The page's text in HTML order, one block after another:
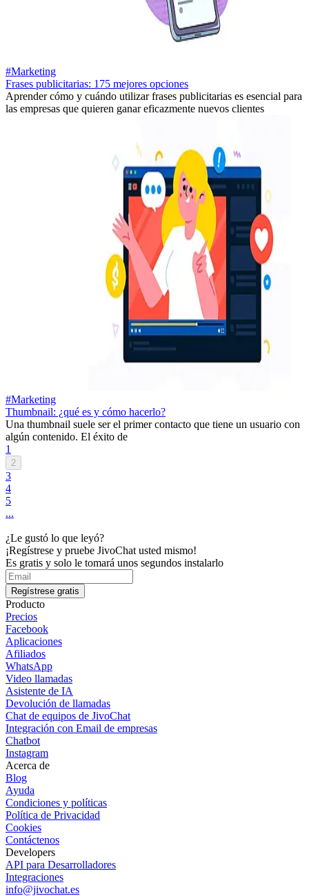
#Marketing
Frases publicitarias: 175 mejores opciones
Aprender cómo y cuándo utilizar frases publicitarias es esencial para
las empresas que quieren ganar eficazmente nuevos clientes
#Marketing
Thumbnail: ¿qué es y cómo hacerlo?
Una thumbnail suele ser el primer contacto que tiene un usuario con
algún contenido. El éxito de
1
2
3
4
5
...
¿Le gustó lo que leyó?
¡Regístrese y pruebe JivoChat usted mismo!
Es gratis y solo le tomará unos segundos instalarlo
Regístrese gratis
Producto
Precios
Facebook
Aplicaciones
Afiliados
WhatsApp
Video llamadas
Asistente de IA
Devolución de llamadas
Chat de equipos de JivoChat
Integración con Email de empresas
Chatbot
Instagram
Acerca de
Blog
Ayuda
Condiciones y políticas
Política de Privacidad
Cookies
Contáctenos
Developers
API para Desarrolladores
Integraciones
info@jivochat.es